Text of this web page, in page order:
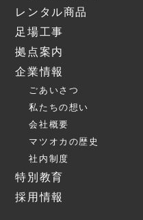
レンタル商品
足場工事
拠点案内
企業情報
ごあいさつ
私たちの想い
会社概要
マツオカの歴史
社内制度
特別教育
採用情報